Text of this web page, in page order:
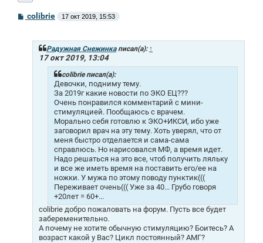
С
о
colibrie 17 окт 2019, 15:53
Радужная Снежинкаписал(а): ↑
17 окт 2019, 13:04
colibrie писал(а):
Девочки, подниму тему.
За 2019г какие новости по ЭКО ЕЦ???
Очень понравился комментарий с мини-
стимуляцией. Пообщаюсь с врачем.
Морально себя готовлю к ЭКО+ИКСИ, ибо уже
заговорил врач на эту тему. Хоть уверял, что от
меня быстро отделается и сама-сама
справлюсь. Но нарисовался МФ, а время идет.
Надо решаться на это все, чтоб получить ляльку
и все же иметь время на поставить его/ее на
ножки. У мужа по этому поводу пунктик(((
Переживает очень((( Уже за 40... Грубо говоря
+20лет = 60+...
colibrie добро пожаловать на форум. Пусть все будет
забеременительно.
А почему не хотите обычную стимуляцию? Боитесь? А
возраст какой у Вас? Цикл постоянный? АМГ?